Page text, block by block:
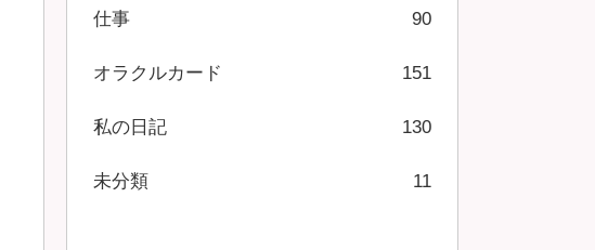
仕事 90
オラクルカード 151
私の日記 130
未分類 11